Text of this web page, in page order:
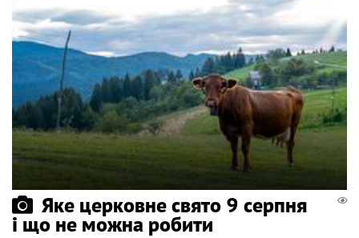
Яке церковне свято 9 серпня
і що не можна робити